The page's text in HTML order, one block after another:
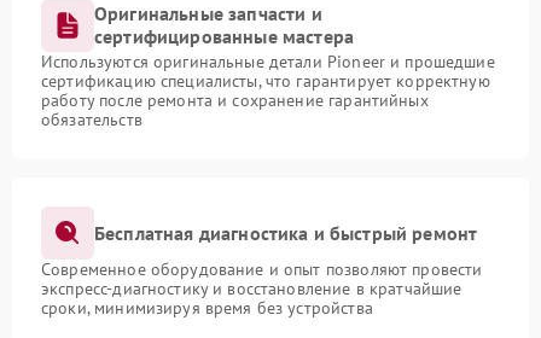
Оригинальные запчасти и
сертифицированные мастера
Используются оригинальные детали Pioneer и прошедшие
сертификацию специалисты, что гарантирует корректную
работу после ремонта и сохранение гарантийных
обязательств
Бесплатная диагностика и быстрый ремонт
Современное оборудование и опыт позволяют провести
экспресс-диагностику и восстановление в кратчайшие
сроки, минимизируя время без устройства